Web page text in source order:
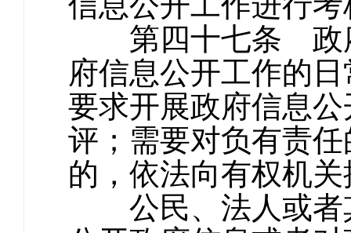
第四十七条 政府
府信息公开工作的
要求开展政府信息
评；需要对负有责
的，依法向有权机
公民、法人或者